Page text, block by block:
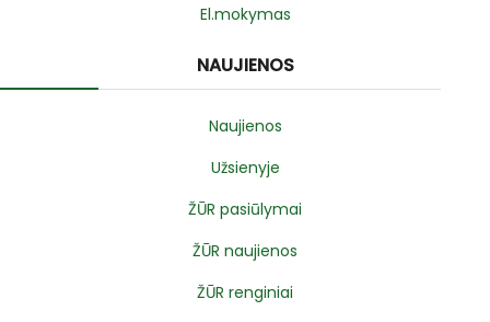
El.mokymas
NAUJIENOS
Naujienos
Užsienyje
ŽŪR pasiūlymai
ŽŪR naujienos
ŽŪR renginiai